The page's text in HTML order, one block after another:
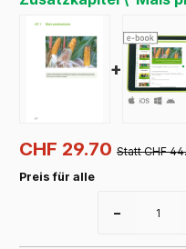
+
CHF 29.70 Statt CHF
Preis für alle
−